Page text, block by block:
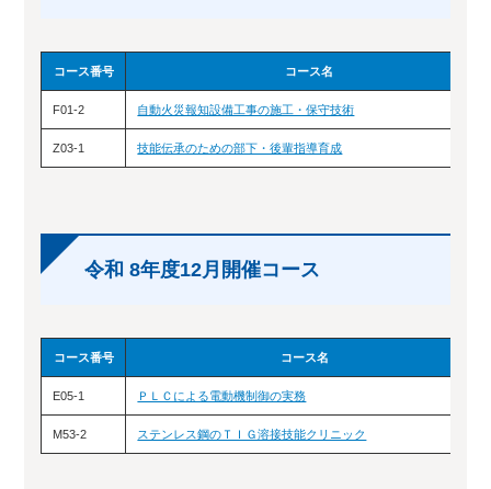
コース番号 コース名
F01-2 自動火災報知設備工事の施工・保守技術
Z03-1 技能伝承のための部下・後輩指導育成
令和 8年度12月開催コース
コース番号 コース名
E05-1 ＰＬＣによる電動機制御の実務
M53-2 ステンレス鋼のＴＩＧ溶接技能クリニック